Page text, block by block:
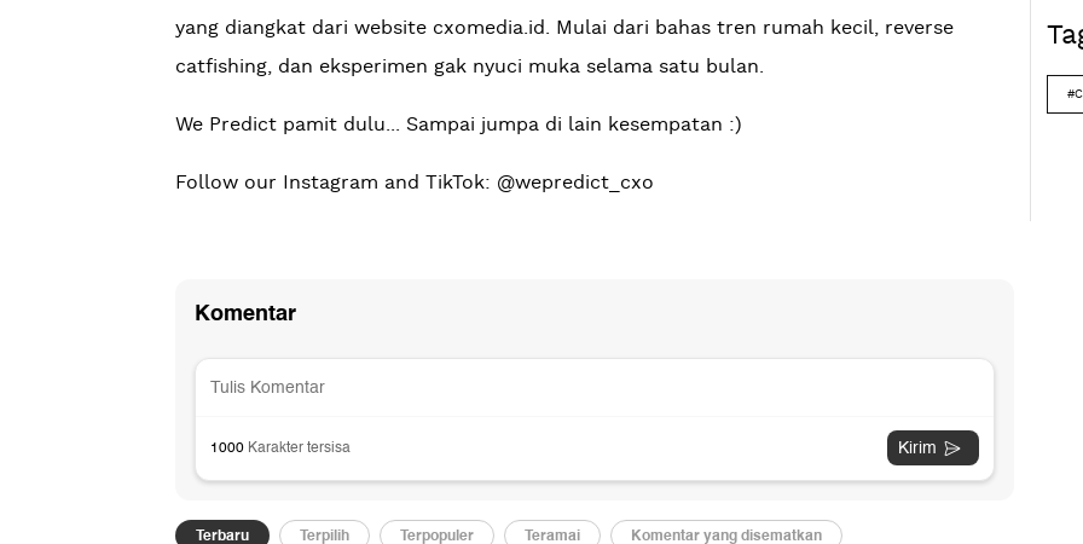
yang diangkat dari website cxomedia.id. Mulai dari bahas tren rumah kecil, reverse
catfishing, dan eksperimen gak nyuci muka selama satu bulan.
We Predict pamit dulu... Sampai jumpa di lain kesempatan :)
Follow our Instagram and TikTok: @wepredict_cxo